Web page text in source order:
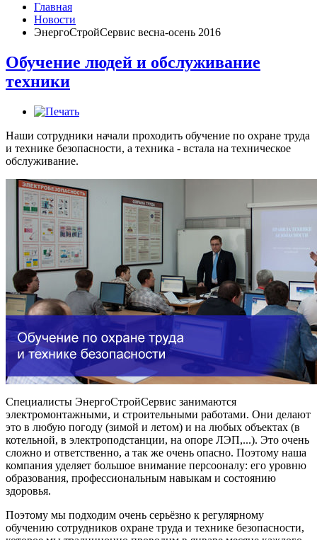
Главная
Новости
ЭнергоСтройСервис весна-осень 2016
Обучение людей и обслуживание
техники
Наши сотрудники начали проходить обучение по охране труда
и технике безопасности, а техника - встала на техническое
обслуживание.
Специалисты ЭнергоСтройСервис занимаются
электромонтажными, и строительными работами. Они делают
это в любую погоду (зимой и летом) и на любых объектах (в
котельной, в электроподстанции, на опоре ЛЭП,...). Это очень
сложно и ответственно, а так же очень опасно. Поэтому наша
компания уделяет большое внимание персооналу: его уровню
образования, профессиональным навыкам и состоянию
здоровья.
Поэтому мы подходим очень серьёзно к регулярному
обучению сотрудников охране труда и технике безопасности,